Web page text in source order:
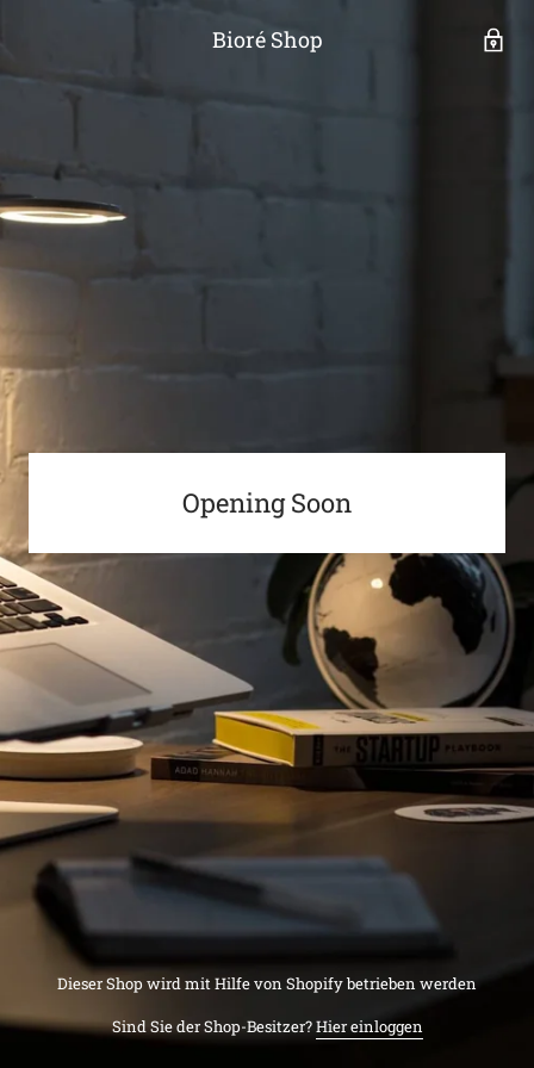
Bioré Shop
Opening Soon
Dieser Shop wird mit Hilfe von Shopify betrieben werden
Sind Sie der Shop-Besitzer?Hier einloggen